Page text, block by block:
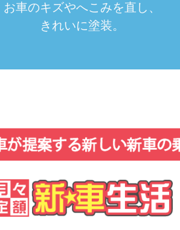
お車のキズやへこみを直し、
きれいに塗装。